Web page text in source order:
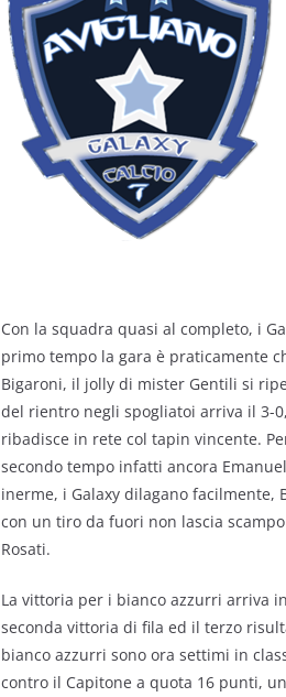
Con la squadra quasi al completo, i
primo tempo la gara è praticamente
Bigaroni, il jolly di mister Gentili si
del rientro negli spogliatoi arriva il 3-
ribadisce in rete col tapin vincente.
secondo tempo infatti ancora
inerme, i Galaxy dilagano facilmente,
con un tiro da fuori non lascia
Rosati.
La vittoria per i bianco azzurri arriva
seconda vittoria di fila ed il terzo
bianco azzurri sono ora settimi in
contro il Capitone a quota 16 punti,